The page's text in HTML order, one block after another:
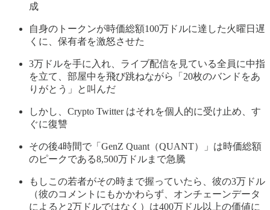
成
自身のトークンが時価総額100万ドルに達した火曜日遅
くに、保有者を激怒させた
3万ドルを手に入れ、ライブ配信を見ている全員に中指
を立て、部屋中を飛び跳ねながら「20枚のバンドをあ
りがとう」と叫んだ
しかし、Crypto Twitter はそれを個人的に受け止め、す
ぐに復讐
その後4時間で「GenZ Quant（QUANT）」は時価総額
のピークである8,500万ドルまで急騰
もしこの若者がその時まで握っていたら、彼の3万ドル
（彼のコメントにもかかわらず、オンチェーンデータ
によると2万ドルではなく）は400万ドル以上の価値に